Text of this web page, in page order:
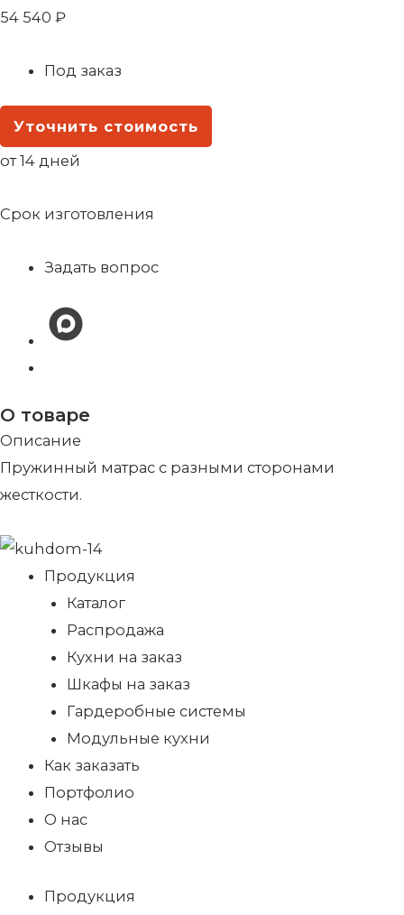
54 540 ₽
Под заказ
Уточнить стоимость
от 14 дней
Срок изготовления
Задать вопрос
О товаре
Описание
Пружинный матрас с разными сторонами
жесткости.
Продукция
Каталог
Распродажа
Кухни на заказ
Шкафы на заказ
Гардеробные системы
Модульные кухни
Как заказать
Портфолио
О нас
Отзывы
Продукция